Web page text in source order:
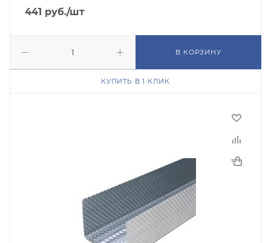
441 руб./шт
В КОРЗИНУ
КУПИТЬ В 1 КЛИК